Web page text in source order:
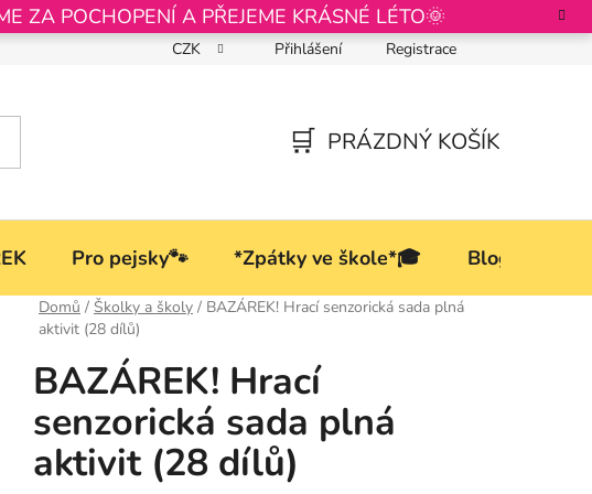
ZA POCHOPENÍ A PŘEJEME KRÁSNÉ LÉTO🌞
Podmínky ochrany osobních údajů
CZK Přihlášení Registrace
KOŠÍK
PRÁZDNÝ KOŠÍK
Pro pejsky🐾 *Zpátky ve škole*🎓 Blog
Domů / Školky a školy / BAZÁREK! Hrací senzorická sada plná
aktivit (28 dílů)
BAZÁREK! Hrací
senzorická sada plná
aktivit (28 dílů)